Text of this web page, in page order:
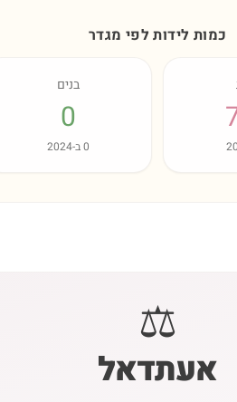
כמות לידות לפי מגדר
בנים
0
0ב-2024
⚖️
אעתדאל